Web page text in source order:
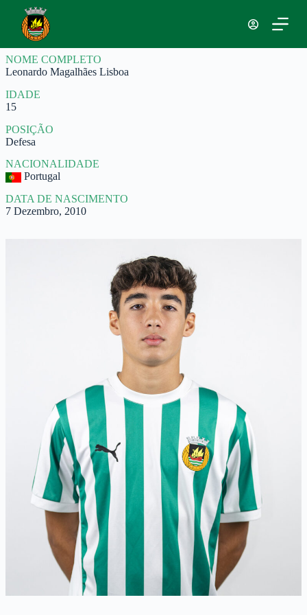
a
r
p
r
a
o
c
o
n
t
e
ú
d
NOME COMPLETO
Leonardo Magalhães Lisboa
IDADE
15
POSIÇÃO
Defesa
NACIONALIDADE
Portugal
DATA DE NASCIMENTO
7 Dezembro, 2010